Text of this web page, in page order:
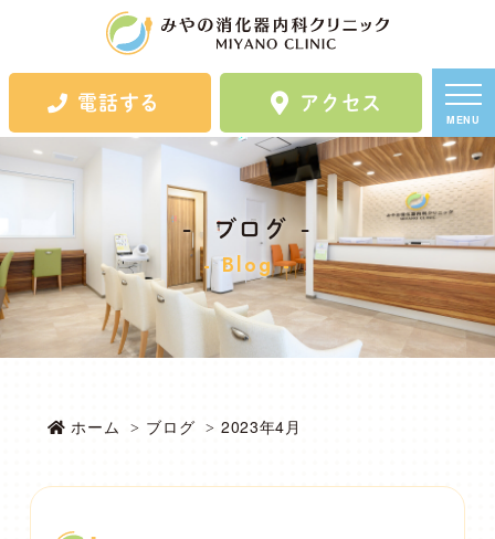
電話する アクセス
MENU
ブログ
Blog
ホーム ブログ 2023年4月